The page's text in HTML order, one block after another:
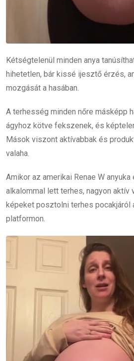
Kétségtelenül minden anya
hihetetlen, bár kissé ijesztő érzés,
mozgását a hasában.
A terhesség minden nőre másképp
ágyhoz kötve fekszenek, és
Mások viszont aktívabbak és
valaha.
Amikor az amerikai Renae W
alkalommal lett terhes, nagyon
képeket posztolni terhes pocakjáról
platformon.